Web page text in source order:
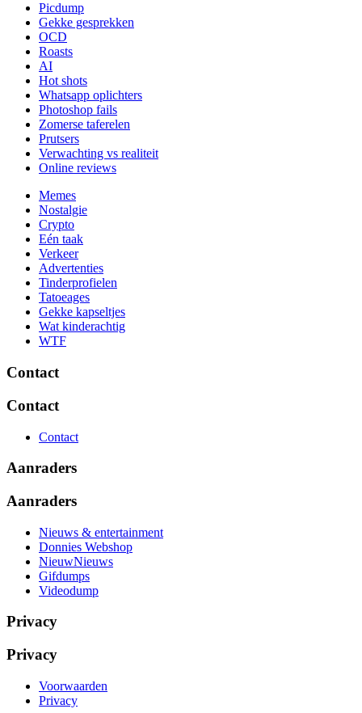
Picdump
Gekke gesprekken
OCD
Roasts
AI
Hot shots
Whatsapp oplichters
Photoshop fails
Zomerse taferelen
Prutsers
Verwachting vs realiteit
Online reviews
Memes
Nostalgie
Crypto
Eén taak
Verkeer
Advertenties
Tinderprofielen
Tatoeages
Gekke kapseltjes
Wat kinderachtig
WTF
Contact
Contact
Contact
Aanraders
Aanraders
Nieuws & entertainment
Donnies Webshop
NieuwNieuws
Gifdumps
Videodump
Privacy
Privacy
Voorwaarden
Privacy